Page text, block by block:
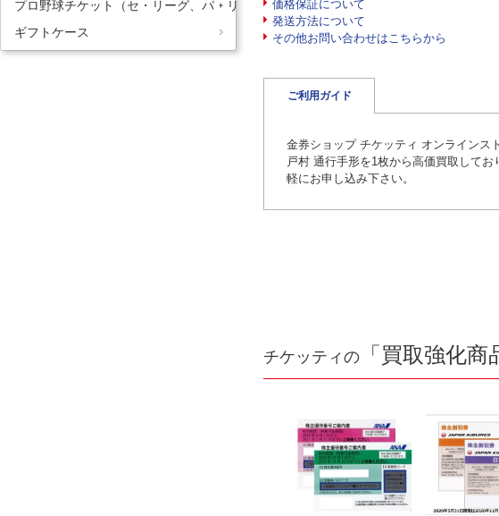
プロ野球チケット（セ・リーグ、パ・リーグ）
ギフトケース
価格保証について
発送方法について
その他お問い合わせはこちらから
ご利用ガイド
金券ショップ チケッティ オンラインス
戸村 通行手形を1枚から高価買取してお
軽にお申し込み下さい。
チケッティの 「買取強化商